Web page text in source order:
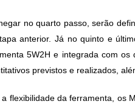
no quarto passo, serão
anterior. Já no quinto e
5W2H e integrada com os
previstos e realizados,
a flexibilidade da ferramenta, os